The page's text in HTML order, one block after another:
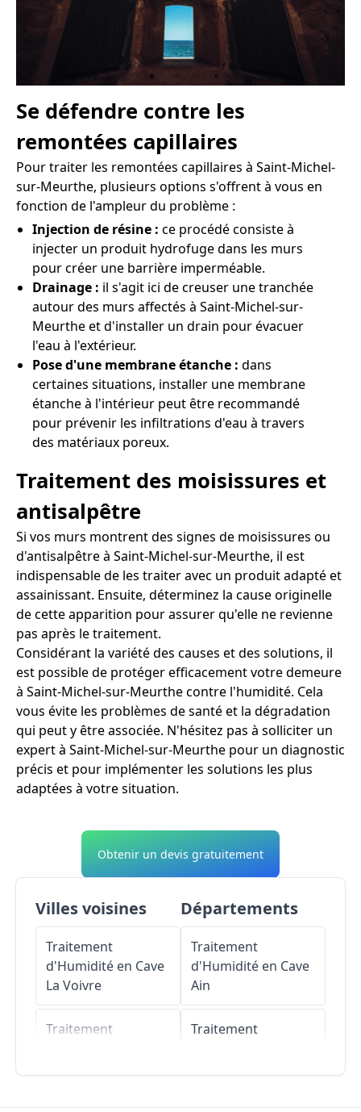
Se défendre contre les
remontées capillaires
Pour traiter les remontées capillaires à Saint-Michel-
sur-Meurthe, plusieurs options s'offrent à vous en
fonction de l'ampleur du problème :
Injection de résine : ce procédé consiste à
injecter un produit hydrofuge dans les murs
pour créer une barrière imperméable.
Drainage : il s'agit ici de creuser une tranchée
autour des murs affectés à Saint-Michel-sur-
Meurthe et d'installer un drain pour évacuer
l'eau à l'extérieur.
Pose d'une membrane étanche : dans
certaines situations, installer une membrane
étanche à l'intérieur peut être recommandé
pour prévenir les infiltrations d'eau à travers
des matériaux poreux.
Traitement des moisissures et
antisalpêtre
Si vos murs montrent des signes de moisissures ou
d'antisalpêtre à Saint-Michel-sur-Meurthe, il est
indispensable de les traiter avec un produit adapté et
assainissant. Ensuite, déterminez la cause originelle
de cette apparition pour assurer qu'elle ne revienne
pas après le traitement.
Considérant la variété des causes et des solutions, il
est possible de protéger efficacement votre demeure
à Saint-Michel-sur-Meurthe contre l'humidité. Cela
vous évite les problèmes de santé et la dégradation
qui peut y être associée. N'hésitez pas à solliciter un
expert à Saint-Michel-sur-Meurthe pour un diagnostic
précis et pour implémenter les solutions les plus
adaptées à votre situation.
Obtenir un devis gratuitement
Villes voisines
Traitement
d'Humidité en Cave
La Voivre
Traitement
Départements
Traitement
d'Humidité en Cave
Ain
Traitement